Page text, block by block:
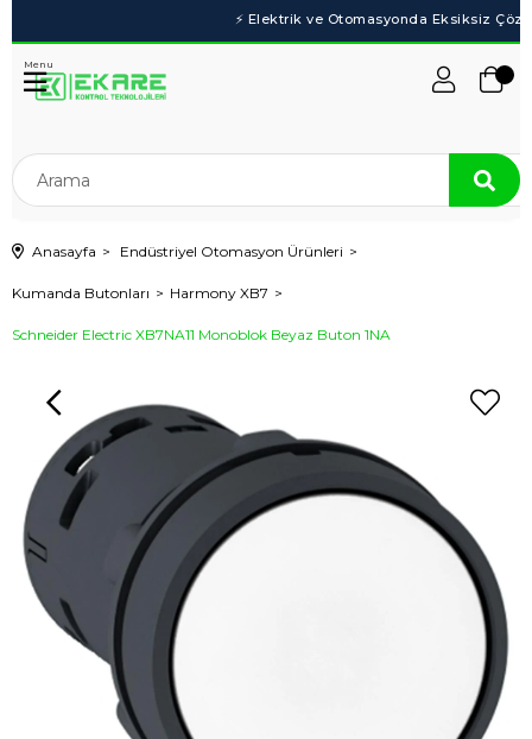
Menu
Anasayfa Endüstriyel Otomasyon Ürünleri
Kumanda Butonları Harmony XB7
Schneider Electric XB7NA11 Monoblok Beyaz Buton 1NA